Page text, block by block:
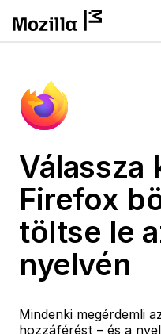
Válassza
Firefox
töltse le
nyelvén
Mindenki megérdemli
hozzáférést – és a